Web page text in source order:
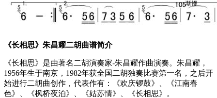
《长相思》朱昌耀二胡曲谱简介
《长相思》是由著名二胡演奏家-朱昌耀作曲演奏。朱昌耀，
1956年生于南京，1982年获全国二胡独奏比赛第一名，之后开
始进行二胡曲创作，代表作有：《欢庆锣鼓》、《江南春
色》、《枫桥夜泊》、《姑苏情》、《长相思》。